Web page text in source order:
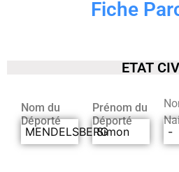
Fiche
ETAT
Nom du
Déporté
MENDELSBERG
Prénom du
Déporté
Simon -